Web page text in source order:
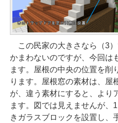
この民家の大きさなら（3
かまわないのですが、今回は
ます。屋根の中央の位置を削
ります。屋根窓の素材は、屋
が、違う素材にすると、より
ます。図では見えませんが、
きガラスブロックを設置し、